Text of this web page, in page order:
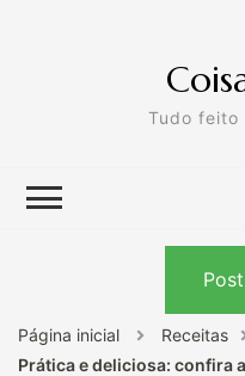
Tudo feito
Página inicial
Receitas
Prática e deliciosa: confira